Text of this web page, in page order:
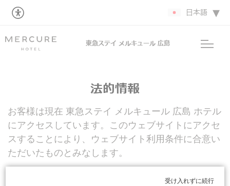
受け入れずに続行
日本語
東急ステイ メルキュール 広島
法的情報
お客様は現在 東急ステイ メルキュール 広島 ホテル
にアクセスしています。このウェブサイトにアクセ
スすることにより、ウェブサイト利用条件に合意い
ただいたものとみなします。